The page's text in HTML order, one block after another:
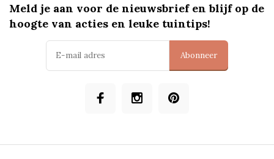
Meld je aan voor de nieuwsbrief en blijf op de
hoogte van acties en leuke tuintips!
Abonneer